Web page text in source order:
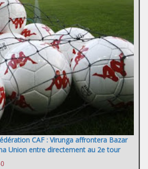
CAF : Virunga affrontera Bazar
Union entre directement au 2e tour